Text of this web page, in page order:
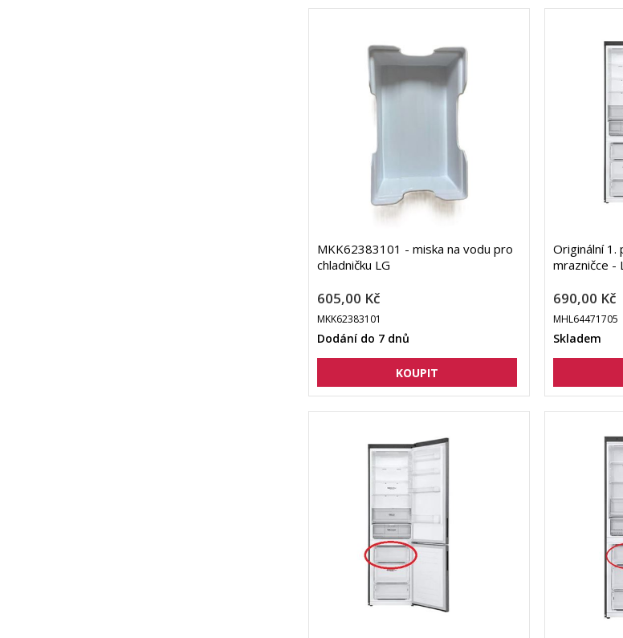
MKK62383101 - miska na vodu pro
chladničku LG
605,00 Kč
MKK62383101
Dodání do 7 dnů
Originální 1.
mrazničce -
690,00 Kč
MHL64471705
Skladem